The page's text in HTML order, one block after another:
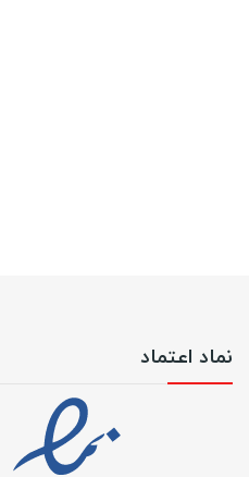
نماد اعتماد